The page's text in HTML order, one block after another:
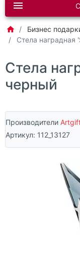
Бизнес
Стела
Стела
черный
Производители
Артикул: 112_13127